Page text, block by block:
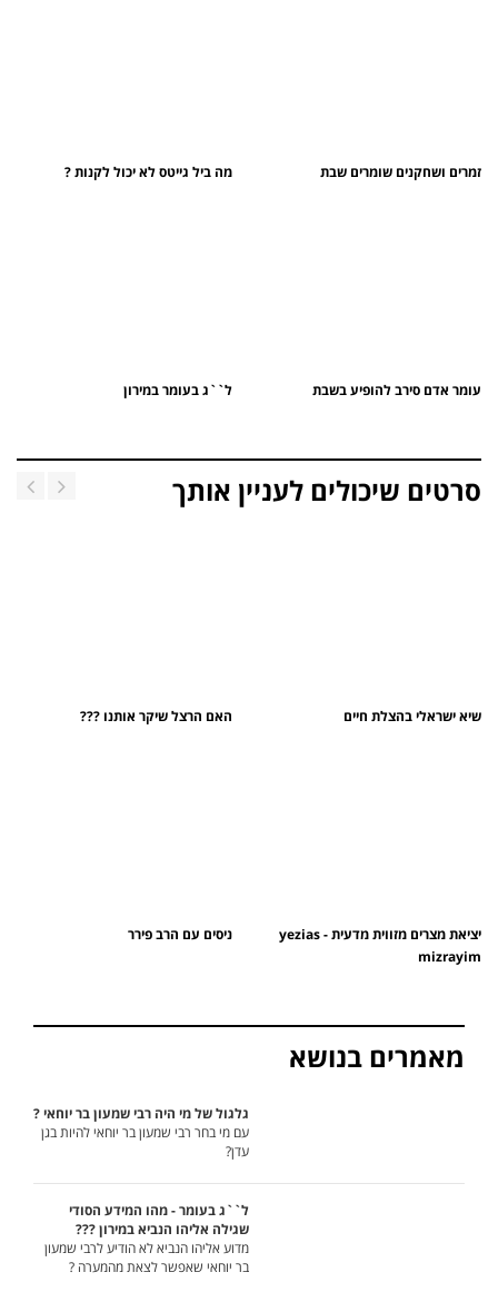
זמרים ושחקנים שומרים שבת מה ביל גייטס לא יכול לקנות ?
עומר אדם סירב להופיע בשבת ל``ג בעומר במירון
סרטים שיכולים לעניין אותך
שיא ישראלי בהצלת חיים האם הרצל שיקר אותנו ???
יציאת מצרים מזווית מדעית - yezias
mizrayim
ניסים עם הרב פירר
מאמרים בנושא
גלגול של מי היה רבי שמעון בר יוחאי ?
עם מי בחר רבי שמעון בר יוחאי להיות בגן
עדן?
ל``ג בעומר - מהו המידע הסודי
שגילה אליהו הנביא במירון ???
מדוע אליהו הנביא לא הודיע לרבי שמעון
בר יוחאי שאפשר לצאת מהמערה ?